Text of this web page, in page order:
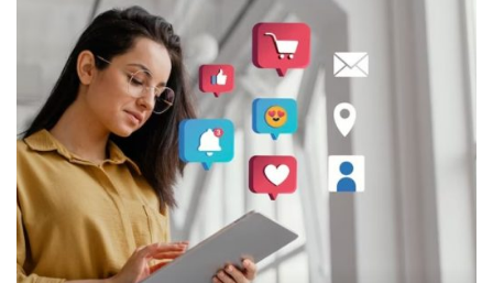
Posted by
Flavia De Michetti